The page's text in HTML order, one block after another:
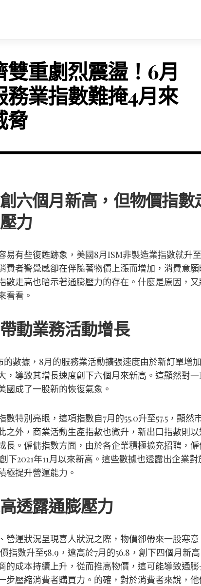
雙重劇烈震盪！6月
務業指數難掩4月來
脅
六個月新高，但物價指數
力
易有些復甦跡象，美國8月ISM非製造業指數就升
費者警覺感卻在伴隨著物價上漲而增加，消費意
數走高也暗示著通膨壓力的存在。什麼是原因，
看看。
動業務活動增長
的數據，8月的服務業活動擴張速度由於新訂單增
，導致其增長速度創下六個月來新高。這顯然對一
國成了一股新的恢復氣象。
特別亮眼，這項指數自7月的55.0升至57.5，顯然
之外，商業活動生產指數也微升，新出口指數則
長。僱傭指數方面，由於各企業積極擴充招聘，僱
下2021年11月以來新高。這些數據也透露出企業對
極提升營運能力。
透露通膨壓力
營運狀況呈現喜人狀況之際，物價卻帶來一股寒意
指數升至58.9，遠高於7月的56.8，創下四個月新高
的成本持續上升，從而推高物價，這可能導致通膨
步壓縮消費者購買力。的確，對於消費者來說，他